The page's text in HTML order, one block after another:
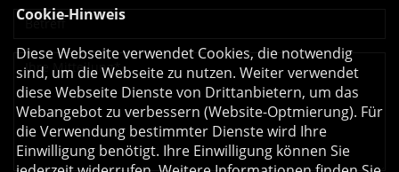
Cookie-Hinweis
Diese Webseite verwendet Cookies, die notwendig
sind, um die Webseite zu nutzen. Weiter verwendet
diese Webseite Dienste von Drittanbietern, um das
Webangebot zu verbessern (Website-Optmierung). Für
die Verwendung bestimmter Dienste wird Ihre
Einwilligung benötigt. Ihre Einwilligung können Sie